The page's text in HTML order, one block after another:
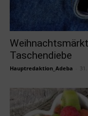
Taschendiebe
Hauptredaktion_Adeba